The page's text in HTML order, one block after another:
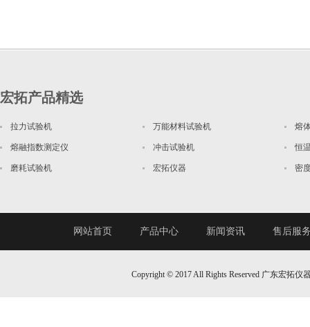
宏拓产品精选
拉力试验机 万能材料试验机 熔
熔融指数测定仪 冲击试验机 恒
磨耗试验机 宏拓仪器 密
网站首页 产品中心 新闻资讯 售后服
Copyright © 2017 All Rights Reserved 广东宏拓